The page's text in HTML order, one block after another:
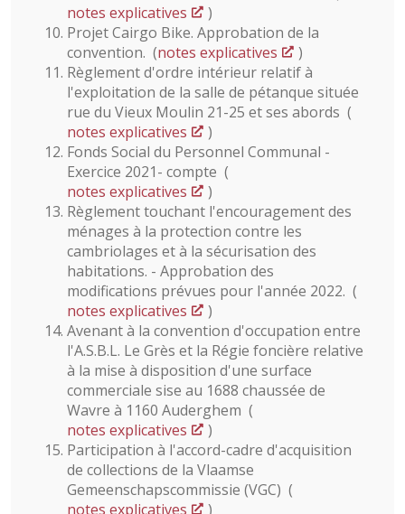
notes explicatives
)
Projet Cairgo Bike. Approbation de la
convention. (notes explicatives
)
Règlement d'ordre intérieur relatif à
l'exploitation de la salle de pétanque située
rue du Vieux Moulin 21-25 et ses abords (
notes explicatives
)
Fonds Social du Personnel Communal -
Exercice 2021- compte (
notes explicatives
)
Règlement touchant l'encouragement des
ménages à la protection contre les
cambriolages et à la sécurisation des
habitations. - Approbation des
modifications prévues pour l'année 2022. (
notes explicatives
)
Avenant à la convention d'occupation entre
l'A.S.B.L. Le Grès et la Régie foncière relative
à la mise à disposition d'une surface
commerciale sise au 1688 chaussée de
Wavre à 1160 Auderghem (
notes explicatives
)
Participation à l'accord-cadre d'acquisition
de collections de la Vlaamse
Gemeenschapscommissie (VGC) (
notes explicatives
)